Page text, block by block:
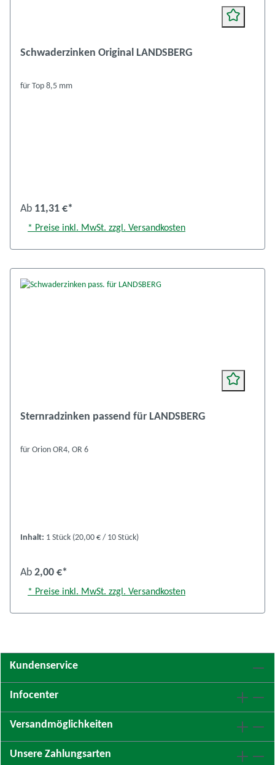
Schwaderzinken Original LANDSBERG
für Top 8,5 mm
Ab 11,31 €*
* Preise inkl. MwSt. zzgl. Versandkosten
Sternradzinken passend für LANDSBERG
für Orion OR4, OR 6
Inhalt: 1 Stück (20,00 € / 10 Stück)
Ab 2,00 €*
* Preise inkl. MwSt. zzgl. Versandkosten
Kundenservice
Infocenter
Versandmöglichkeiten
Unsere Zahlungsarten